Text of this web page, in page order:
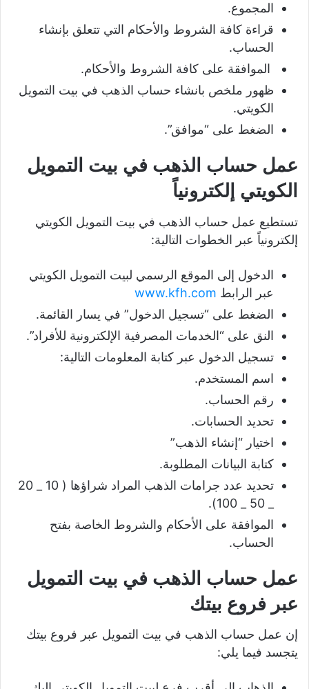
المجموع.
قراءة كافة الشروط والأحكام التي تتعلق بإنشاء
الحساب.
الموافقة على كافة الشروط والأحكام.
ظهور ملخص بانشاء حساب الذهب في بيت التمويل
الكويتي.
الضغط على “موافق”.
عمل حساب الذهب في بيت التمويل
الكويتي إلكترونياً
تستطيع عمل حساب الذهب في بيت التمويل الكويتي
إلكترونياً عبر الخطوات التالية:
الدخول إلى الموقع الرسمي لبيت التمويل الكويتي
عبر الرابط www.kfh.com
الضغط على “تسجيل الدخول” في يسار القائمة.
النق على “الخدمات المصرفية الإلكترونية للأفراد”.
تسجيل الدخول عبر كتابة المعلومات التالية:
اسم المستخدم.
رقم الحساب.
تحديد الحسابات.
اختيار “إنشاء الذهب”
كتابة البيانات المطلوبة.
تحديد عدد جرامات الذهب المراد شراؤها ( 10 _ 20
الموافقة على الأحكام والشروط الخاصة بفتح
الحساب.
عمل حساب الذهب في بيت التمويل
عبر فروع بيتك
إن عمل حساب الذهب في بيت التمويل عبر فروع بيتك
يتجسد فيما يلي: